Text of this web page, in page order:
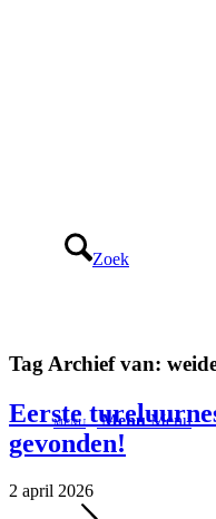
Zoek
Menu Menu
Tag Archief van:
Eerste
gevonden!
2 april 2026